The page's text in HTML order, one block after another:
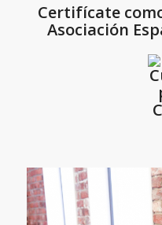
Certifícate
Asociación